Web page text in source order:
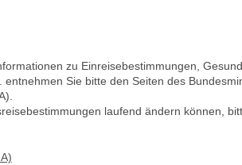
zu Einreisebestimmungen,
entnehmen Sie bitte den Seiten des
laufend ändern können,